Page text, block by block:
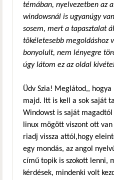
témában, nyelvezetben az
windowsnál is ugyanúgy
sosem, mert a tapasztalat
tökéletesebb megoldáshoz
bonyolult, nem lényegre
úgy látom ez az oldal
Üdv Szia! Meglátod,,
majd. Itt is kell a sok saját
Windowst is saját
linux mögött viszont ott van
riadj vissza attól,hogy
egy mondás, az angol
című topik is szokott lenni,
kérdések, mindenki volt